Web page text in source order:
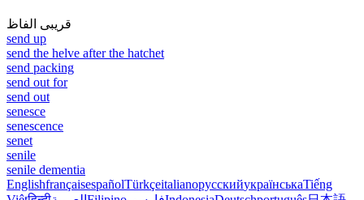
قریبی الفاظ
send up
send the helve after the hatchet
send packing
send out for
send out
senesce
senescence
senet
senile
senile dementia
EnglishfrançaisespañolTürkçeitalianoрусскийукраїнськаTiếng